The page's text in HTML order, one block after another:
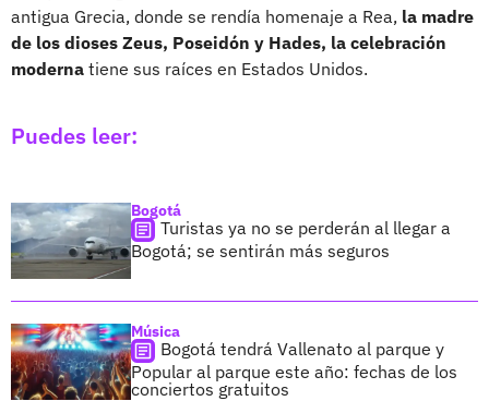
antigua Grecia, donde se rendía homenaje a Rea, la madre
de los dioses Zeus, Poseidón y Hades, la celebración
moderna tiene sus raíces en Estados Unidos.
Puedes leer:
Bogotá
Turistas ya no se perderán al llegar a
Bogotá; se sentirán más seguros
Música
Bogotá tendrá Vallenato al parque y
Popular al parque este año: fechas de los
conciertos gratuitos